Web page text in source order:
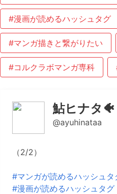
#漫画が読めるハッシュタグ
#マンガ描きと繋がりたい
#コルクラボマンガ専科
鮎ヒナタ🐠
@ayuhinataa
（2/2）
#マンガが読めるハッシュタ
#漫画が読めるハッシュタグ